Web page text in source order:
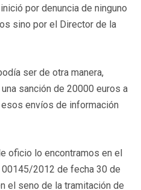
por denuncia de ninguno
sino por el Director de la
ser de otra manera,
sanción de 20000 euros a
envíos de información
oficio lo encontramos en el
2012 de fecha 30 de
el seno de la tramitación de